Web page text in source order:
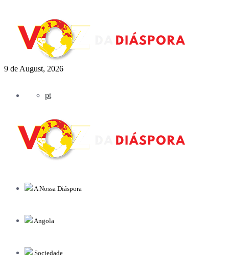
9 de August, 2026
pt
A Nossa Diáspora
Angola
Sociedade